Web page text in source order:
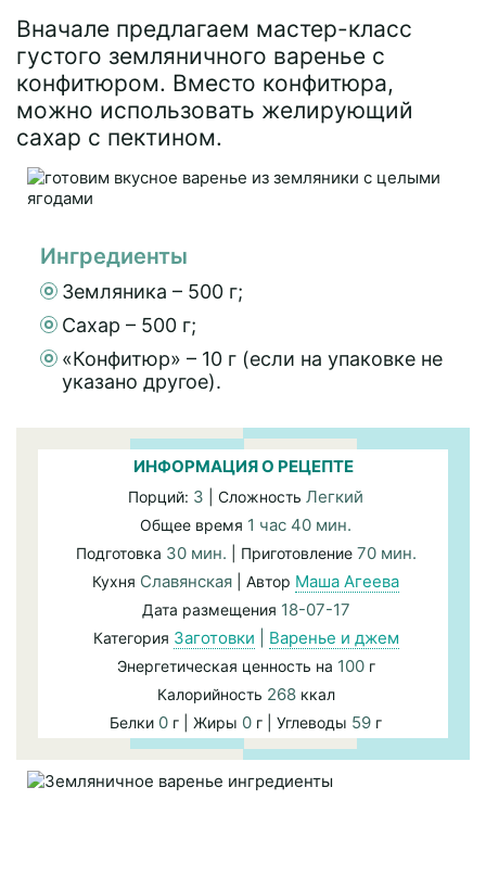
Вначале предлагаем мастер-класс
густого земляничного варенье с
конфитюром. Вместо конфитюра,
можно использовать желирующий
сахар с пектином.
Ингредиенты
Земляника – 500 г;
Сахар – 500 г;
«Конфитюр» – 10 г (если на упаковке не
указано другое).
ИНФОРМАЦИЯ О РЕЦЕПТЕ
Порций: 3 | Сложность Легкий
Общее время 1 час 40 мин.
Подготовка 30 мин. | Приготовление 70 мин.
Кухня Славянская | Автор Маша Агеева
Дата размещения 18-07-17
Категория Заготовки Варенье и джем
Энергетическая ценность на 100г
Калорийность 268ккал
Белки 0 г | Жиры 0 г | Углеводы 59 г